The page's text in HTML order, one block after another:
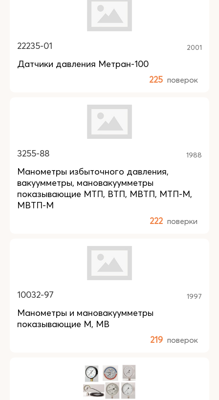
22235-01 2001
Датчики давления Метран-100
225 поверок
3255-88 1988
Манометры избыточного давления,
вакуумметры, мановакуумметры
показывающие МТП, ВТП, МВТП, МТП-М,
МВТП-М
222 поверки
10032-97 1997
Манометры и мановакуумметры
показывающие М, МВ
219 поверок